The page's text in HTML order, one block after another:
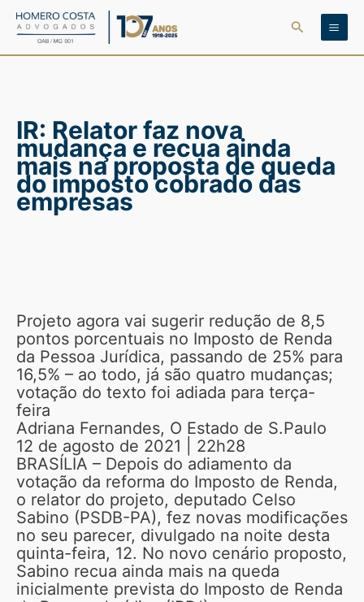
para
Pesquisar
IR: Relator faz nova
mudança e recua ainda
mais na proposta de queda
do imposto cobrado das
empresas
Projeto agora vai sugerir redução de 8,5
pontos porcentuais no Imposto de Renda
da Pessoa Jurídica, passando de 25% para
16,5% – ao todo, já são quatro mudanças;
votação do texto foi adiada para terça-
feira
Adriana Fernandes, O Estado de S.Paulo
12 de agosto de 2021 | 22h28
BRASÍLIA – Depois do adiamento da
votação da reforma do Imposto de Renda,
o relator do projeto, deputado Celso
Sabino (PSDB-PA), fez novas modificações
no seu parecer, divulgado na noite desta
quinta-feira, 12. No novo cenário proposto,
Sabino recua ainda mais na queda
inicialmente prevista do Imposto de Renda